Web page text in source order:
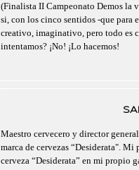
(Finalista II Campeonato Demos la
si, con los cinco sentidos -que para
creativo, imaginativo, pero todo es
intentamos? ¡No! ¡Lo hacemos!
Maestro cervecero y director
marca de cervezas “Desiderata".
cerveza “Desiderata” en mi propio